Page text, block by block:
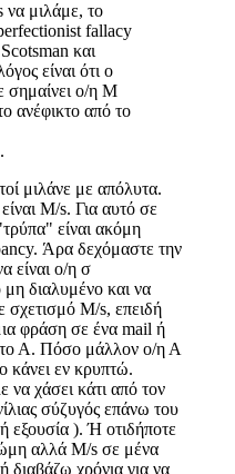
να μιλάμε, το
fallacy
και
είναι ότι ο
σημαίνει ο/η M
ανέφικτο από το
μιλάνε με απόλυτα.
M/s. Για αυτό σε
είναι ακόμη
Άρα δεχόμαστε την
είναι ο/η σ
διαλυμένο και να
σχετισμό M/s, επειδή
φράση σε ένα mail ή
το Α. Πόσο μάλλον ο/η Α
κάνει εν κρυπτώ.
να χάσει κάτι από τον
σύζυγός επάνω του
εξουσία ). Ή οτιδήποτε
αλλά M/s σε μένα
διαβάζω χρόνια για να